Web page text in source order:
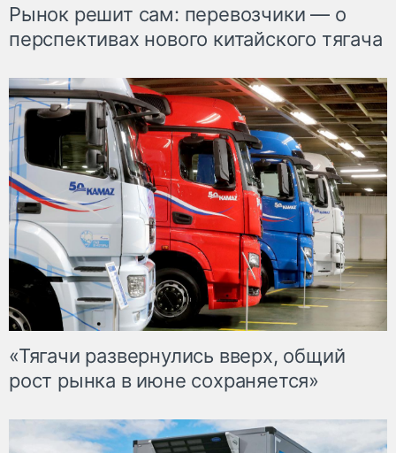
Рынок решит сам: перевозчики — о
перспективах нового китайского тягача
«Тягачи развернулись вверх, общий
рост рынка в июне сохраняется»